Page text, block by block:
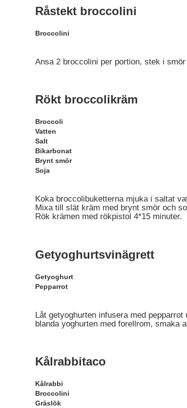
Råstekt broccolini
Broccolini
Ansa 2 broccolini per portion, stek i
Rökt broccolikräm
Broccoli
Vatten
Salt
Bikarbonat
Brynt smör
Soja
Koka broccolibuketterna mjuka i saltat
Mixa till slät kräm med brynt smör och
Rök krämen med rökpistol 4*15 minuter.
Getyoghurtsvinägrett
Getyoghurt
Pepparrot
Låt getyoghurten infusera med
blanda yoghurten med forellrom, smaka
Kålrabbitaco
Kålrabbi
Broccolini
Gräslök